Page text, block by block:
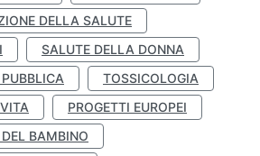
DELLA SALUTE
SALUTE DELLA DONNA
TOSSICOLOGIA
PROGETTI EUROPEI
BAMBINO